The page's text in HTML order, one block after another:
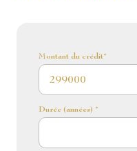
Montant du crédit*
Durée (années) *